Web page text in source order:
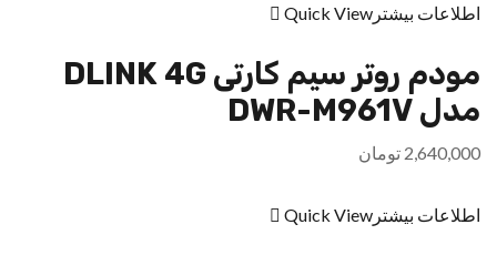
اطلاعات بیشتر Quick View
مودم روتر سیم کارتی DLINK 4G
مدل DWR-M961V
2,640,000 تومان
اطلاعات بیشتر Quick View